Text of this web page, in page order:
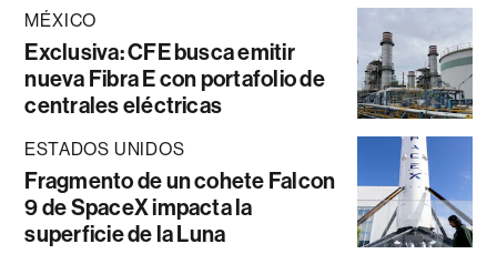
MÉXICO
Exclusiva: CFE busca emitir
nueva Fibra E con portafolio de
centrales eléctricas
ESTADOS UNIDOS
Fragmento de un cohete Falcon
9 de SpaceX impacta la
superficie de la Luna